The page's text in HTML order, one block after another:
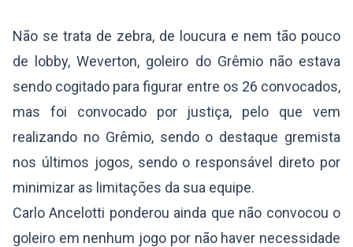
Não se trata de zebra, de loucura e nem tão pouco
de lobby, Weverton, goleiro do Grêmio não estava
sendo cogitado para figurar entre os 26 convocados,
mas foi convocado por justiça, pelo que vem
realizando no Grêmio, sendo o destaque gremista
nos últimos jogos, sendo o responsável direto por
minimizar as limitações da sua equipe.
Carlo Ancelotti ponderou ainda que não convocou o
goleiro em nenhum jogo por não haver necessidade